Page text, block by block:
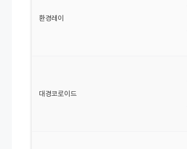
환경레이
대경코로이드